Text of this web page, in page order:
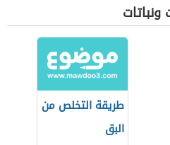
طريقة التخلص من
البق